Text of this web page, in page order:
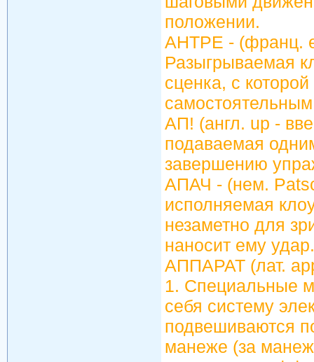
положении.
АНТРЕ - (франц.
Разыгрываемая
сценка, с
АП! (англ. up -
подаваемая
завершению
АПАЧ - (нем.
исполняемая
незаметно для
наносит ему удар.
АППАРАТ (лат.
1. Специальные
себя систему
подвешиваются
манеже (за